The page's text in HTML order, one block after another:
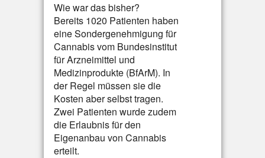
Wie war das bisher?
Bereits 1020 Patienten haben
eine Sondergenehmigung für
Cannabis vom Bundesinstitut
für Arzneimittel und
Medizinprodukte (BfArM). In
der Regel müssen sie die
Kosten aber selbst tragen.
Zwei Patienten wurde zudem
die Erlaubnis für den
Eigenanbau von Cannabis
erteilt.